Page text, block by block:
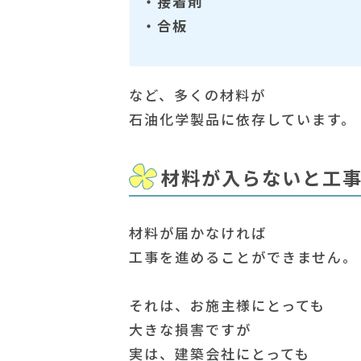
・合板
など、多くの材料が
石油化学製品に依存しています。
材料が入らないと工
材料が届かなければ
工事を進めることができません。
それは、お施主様にとっても
大きな損害ですが
実は、建築会社にとっても